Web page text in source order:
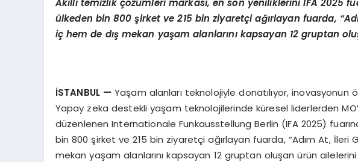
Akıllı temizlik çözümleri markası, en son yeniliklerini IFA 2025
ülkeden bin 800şirket ve 215 bin ziyaretçi ağırlayan fuarda, “Ad
iç hem de dış mekan yaşam alanlarını kapsayan 12 gruptan olu
İSTANBUL — Yaşam alanları teknolojiyle donatılıyor,
Yapay zeka destekli yaşam teknolojilerinde küresel liderlerden
düzenlenen Internationale Funkausstellung Berlin (IFA 2025)
bin 800 şirket ve 215 bin ziyaretçi ağırlayan fuarda, “Adım At, İleri
mekan yaşam alanlarını kapsayan 12 gruptan oluşan ürün ailelerini